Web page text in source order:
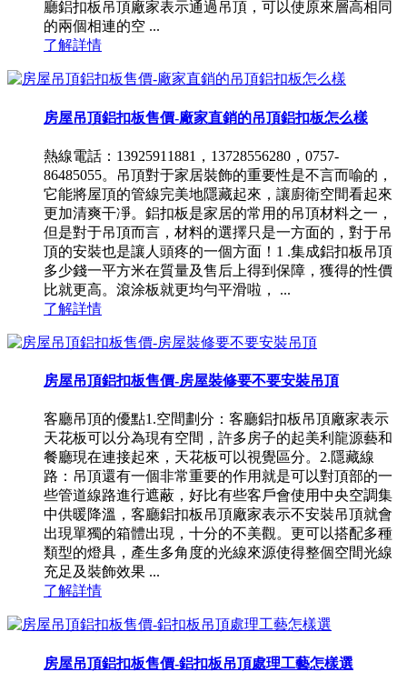
廳鋁扣板吊頂廠家表示通過吊頂，可以使原來層高相同
的兩個相連的空 ...
了解詳情
房屋吊頂鋁扣板售價-廠家直銷的吊頂鋁扣板怎么樣
熱線電話：13925911881，13728556280，0757-
86485055。吊頂對于家居裝飾的重要性是不言而喻的，
它能將屋頂的管線完美地隱藏起來，讓廚衛空間看起來
更加清爽干凈。鋁扣板是家居的常用的吊頂材料之一，
但是對于吊頂而言，材料的選擇只是一方面的，對于吊
頂的安裝也是讓人頭疼的一個方面！1 .集成鋁扣板吊頂
多少錢一平方米在質量及售后上得到保障，獲得的性價
比就更高。滾涂板就更均勻平滑啦， ...
了解詳情
房屋吊頂鋁扣板售價-房屋裝修要不要安裝吊頂
客廳吊頂的優點1.空間劃分：客廳鋁扣板吊頂廠家表示
天花板可以分為現有空間，許多房子的起美利龍源藝和
餐廳現在連接起來，天花板可以視覺區分。2.隱藏線
路：吊頂還有一個非常重要的作用就是可以對頂部的一
些管道線路進行遮蔽，好比有些客戶會使用中央空調集
中供暖降溫，客廳鋁扣板吊頂廠家表示不安裝吊頂就會
出現單獨的箱體出現，十分的不美觀。更可以搭配多種
類型的燈具，產生多角度的光線來源使得整個空間光線
充足及裝飾效果 ...
了解詳情
房屋吊頂鋁扣板售價-鋁扣板吊頂處理工藝怎樣選